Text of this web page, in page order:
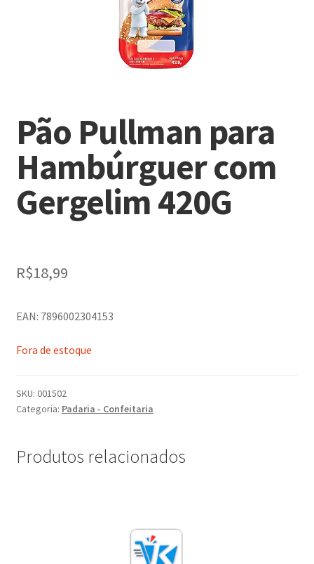
Pão Pullman para
Hambúrguer com
Gergelim 420G
R$18,99
EAN: 7896002304153
Fora de estoque
SKU: 001502
Categoria: Padaria - Confeitaria
Produtos relacionados